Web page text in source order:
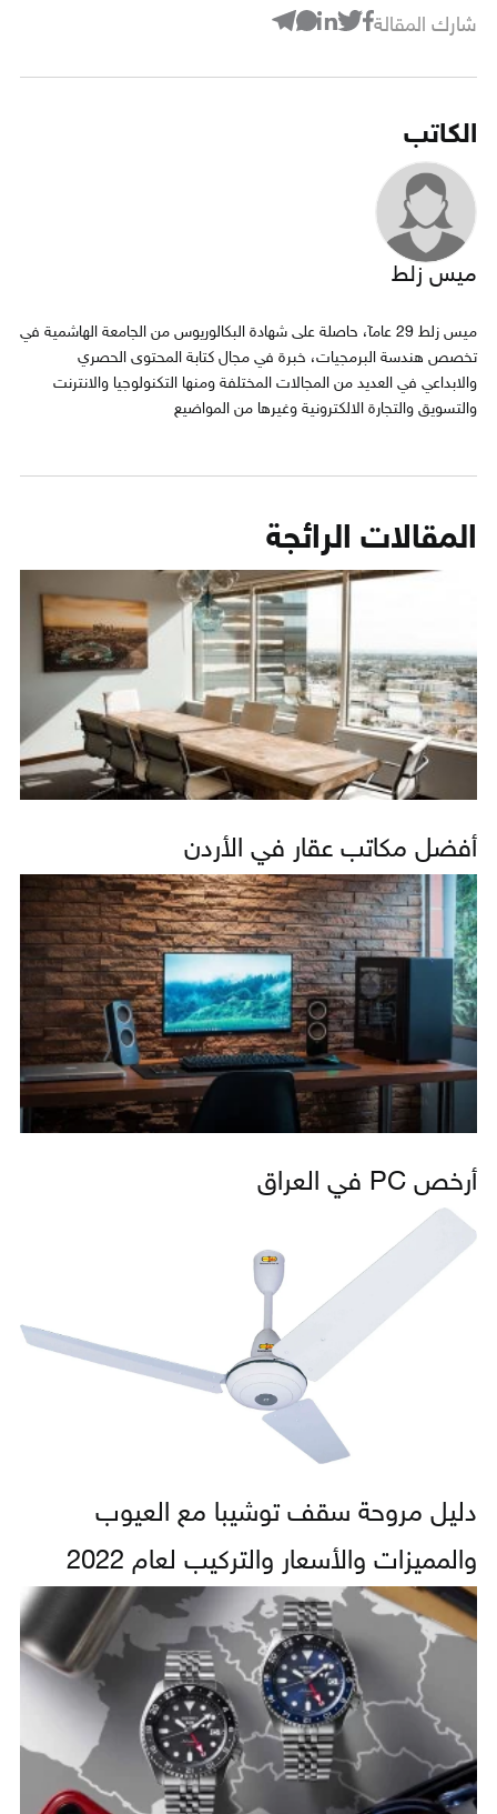
شارك المقالة
الكاتب
ميس زلط
ميس زلط 29 عامآ، حاصلة على شهادة البكالوريوس من الجامعة الهاشمية في
تخصص هندسة البرمجيات، خبرة في مجال كتابة المحتوى الحصري
والابداعي في العديد من المجالات المختلفة ومنها التكنولوجيا والانترنت
والتسويق والتجارة الالكترونية وغيرها من المواضيع
المقالات الرائجة
أفضل مكاتب عقار في الأردن
أرخص PC في العراق
دليل مروحة سقف توشيبا مع العيوب
والمميزات والأسعار والتركيب لعام 2022